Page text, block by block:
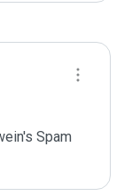
Spam